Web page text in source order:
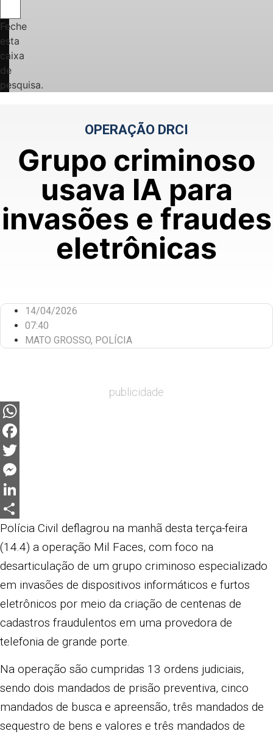
Feche
esta
caixa
de
pesquisa.
OPERAÇÃO DRCI
Grupo criminoso
usava IA para
invasões e fraudes
eletrônicas
14/04/2026
07:40
MATO GROSSO, POLÍCIA
publicidade
WhatsApp
Facebook
Twitter
Messenger
LinkedIn
Share
Polícia Civil deflagrou na manhã desta terça-feira
(14.4) a operação Mil Faces, com foco na
desarticulação de um grupo criminoso especializado
em invasões de dispositivos informáticos e furtos
eletrônicos por meio da criação de centenas de
cadastros fraudulentos em uma provedora de
telefonia de grande porte.
Na operação são cumpridas 13 ordens judiciais,
sendo dois mandados de prisão preventiva, cinco
mandados de busca e apreensão, três mandados de
sequestro de bens e valores e três mandados de